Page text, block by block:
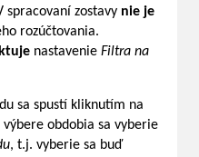
spracovaní zostavy nie je
rozúčtovania.
nastavenie Filtra na
sa spustí kliknutím na
obdobia sa vyberie
, t.j. vyberie sa buď